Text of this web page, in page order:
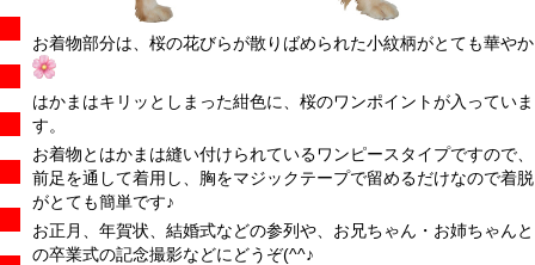
お着物部分は、桜の花びらが散りばめられた小紋柄がとても華やか
はかまはキリッとしまった紺色に、桜のワンポイントが入っていま
す。
お着物とはかまは縫い付けられているワンピースタイプですので、
前足を通して着用し、胸をマジックテープで留めるだけなので着脱
がとても簡単です♪
お正月、年賀状、結婚式などの参列や、お兄ちゃん・お姉ちゃんと
の卒業式の記念撮影などにどうぞ(^^♪